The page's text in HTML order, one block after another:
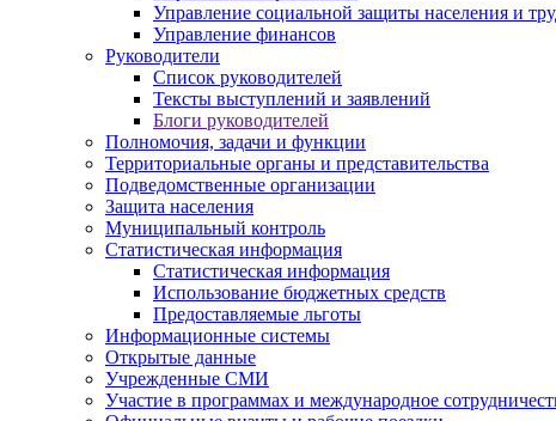
Управление социальной защиты населения и
Управление финансов
Руководители
Список руководителей
Тексты выступлений и заявлений
Блоги руководителей
Полномочия, задачи и функции
Территориальные органы и представительства
Подведомственные организации
Защита населения
Муниципальный контроль
Статистическая информация
Статистическая информация
Использование бюджетных средств
Предоставляемые льготы
Информационные системы
Открытые данные
Учрежденные СМИ
Участие в программах и международное